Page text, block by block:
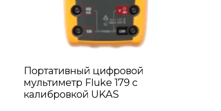
Портативный цифровой
мультиметр Fluke 179 с
калибровкой UKAS